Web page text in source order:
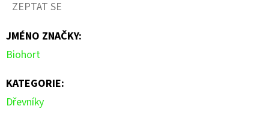
ZEPTAT SE
JMÉNO ZNAČKY:
Biohort
KATEGORIE:
Dřevníky